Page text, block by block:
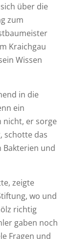
über die
zum
Kraichgau
Wissen
in die
ein
nicht, er sorge
schotte das
Bakterien und
zeigte
wo und
richtig
gaben noch
Fragen und